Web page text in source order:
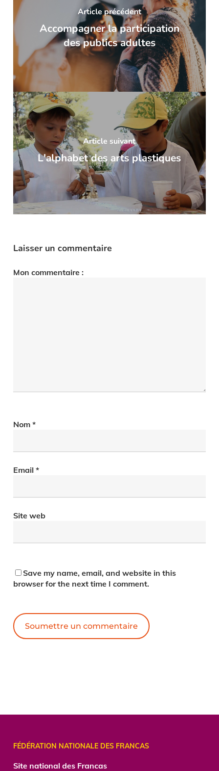
Article précédent
Accompagner la participation
des publics adultes
Article suivant
L'alphabet des arts plastiques
Laisser un commentaire
Mon commentaire :
Nom *
Email *
Site web
Save my name, email, and website in this
browser for the next time I comment.
FÉDÉRATION NATIONALE DES FRANCAS
Site national des Francas